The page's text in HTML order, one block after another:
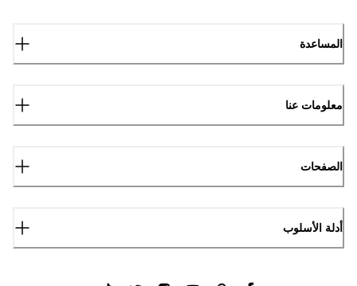
المساعدة
معلومات عنا
الصفحات
أدلة الأسلوب